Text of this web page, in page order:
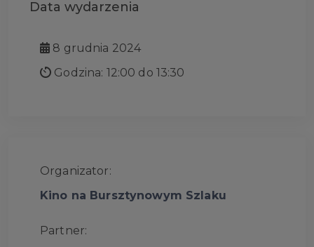
Data wydarzenia
8 grudnia 2024
Godzina: 12:00 do 13:30
Organizator:
Kino na Bursztynowym Szlaku
Partner: